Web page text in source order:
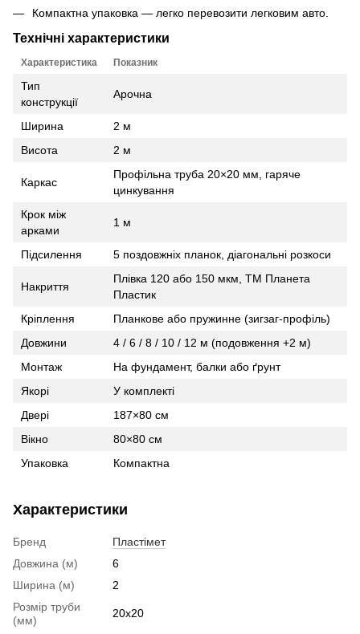
Компактна упаковка — легко перевозити легковим авто.
Технічні характеристики
Характеристика Показник
Тип
конструкції
Арочна
Ширина
2 м
Висота
2 м
Каркас
Профільна труба 20×20 мм, гаряче
цинкування
Крок між
арками
1 м
Підсилення 5 поздовжніх планок, діагональні розкоси
Накриття
Плівка 120 або 150 мкм, ТМ Планета
Пластик
Кріплення
Планкове або пружинне (зигзаг‑профіль)
Довжини
4 / 6 / 8 / 10 / 12 м (подовження +2 м)
Монтаж
На фундамент, балки або ґрунт
Якорі
У комплекті
Двері
187×80 см
Вікно
80×80 см
Упаковка
Компактна
Характеристики
Бренд
Пластімет
Довжина (м)
6
Ширина (м)
2
Розмір труби
(мм)
20x20